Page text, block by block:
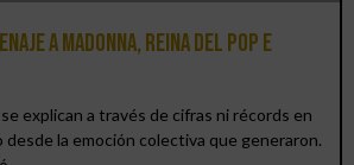
a Madonna, reina del pop e
explican a través de cifras ni récords en
desde la emoción colectiva que generaron.